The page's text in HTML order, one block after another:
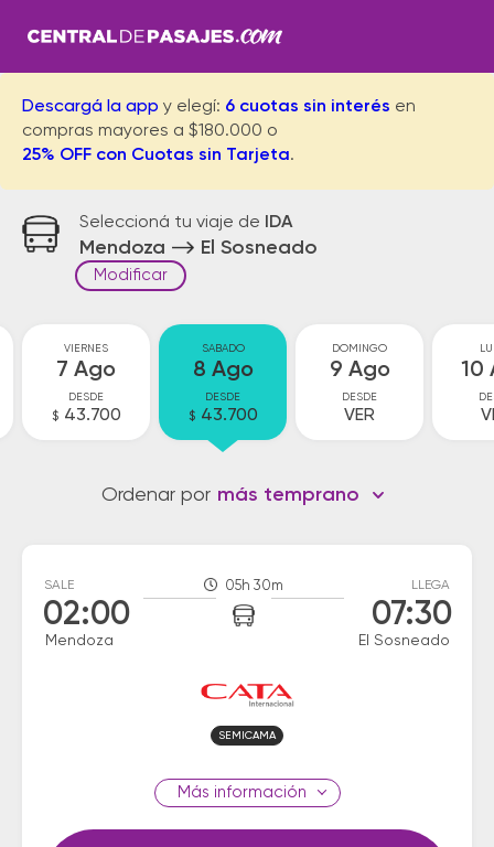
Descargá la app y elegí: 6 cuotas sin interés en
compras mayores a $180.000 o
25% OFF con Cuotas sin Tarjeta.
Seleccioná tu viaje de IDA
Mendoza El Sosneado
Modificar
VIERNES
7 Ago
DESDE
$ 43.700
SABADO
8 Ago
DESDE
$ 43.700
DOMINGO
9 Ago
DESDE
VER
10
Ordenar por más temprano
SALE
02:00
Mendoza
05h 30m LLEGA
07:30
El Sosneado
SEMICAMA
información